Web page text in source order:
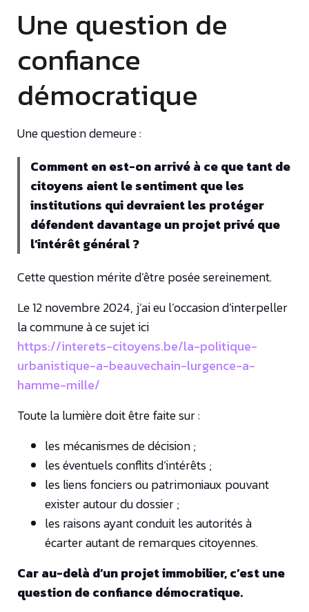
Une question de
confiance
démocratique
Une question demeure :
Comment en est-on arrivé à ce que tant de
citoyens aient le sentiment que les
institutions qui devraient les protéger
défendent davantage un projet privé que
l’intérêt général ?
Cette question mérite d’être posée sereinement.
Le 12 novembre 2024, j’ai eu l’occasion d’interpeller
la commune à ce sujet ici
https://interets-citoyens.be/la-politique-
urbanistique-a-beauvechain-lurgence-a-
hamme-mille/
Toute la lumière doit être faite sur :
les mécanismes de décision ;
les éventuels conflits d’intérêts ;
les liens fonciers ou patrimoniaux pouvant
exister autour du dossier ;
les raisons ayant conduit les autorités à
écarter autant de remarques citoyennes.
Car au-delà d’un projet immobilier, c’est une
question de confiance démocratique.